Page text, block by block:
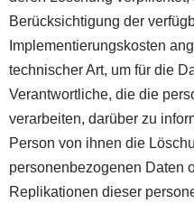
Berücksichtigung der
Implementierungskosten
technischer Art, um für die
Verantwortliche, die die
verarbeiten, darüber zu
Person von ihnen die
personenbezogenen Daten
Replikationen dieser